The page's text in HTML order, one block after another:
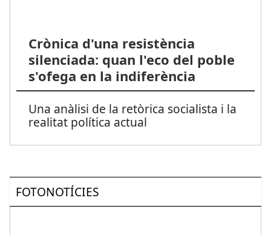
Crònica d'una resistència
silenciada: quan l'eco del poble
s'ofega en la indiferència
Una anàlisi de la retòrica socialista i la
realitat política actual
FOTONOTÍCIES